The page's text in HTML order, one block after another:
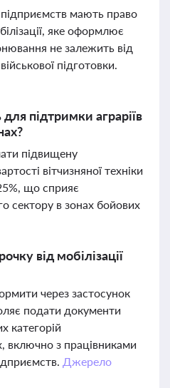
мають право
яке оформлює
не залежить від
підготовки.
підтримки аграріїв
підвищену
вітчизняної техніки
що сприяє
сектору в зонах бойових
від мобілізації
через застосунок
подати документи
категорій
включно з працівниками
Джерело